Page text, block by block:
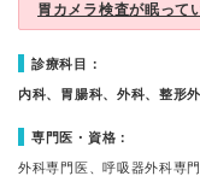
胃カメラ検査が眠って
診療科目：
内科、胃腸科、外科、整形
専門医・資格：
外科専門医、呼吸器外科専